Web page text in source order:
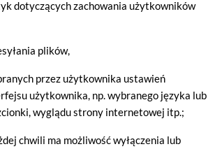
dotyczących zachowania użytkowników
plików,
przez użytkownika ustawień
użytkownika, np. wybranego języka lub
wyglądu strony internetowej itp.;
chwili ma możliwość wyłączenia lub